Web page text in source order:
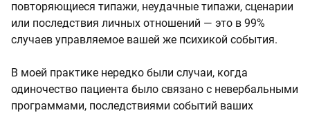
повторяющиеся типажи, неудачные типажи, сценарии
или последствия личных отношений — это в 99%
случаев управляемое вашей же психикой события.
В моей практике нередко были случаи, когда
одиночество пациента было связано с невербальными
программами, последствиями событий ваших